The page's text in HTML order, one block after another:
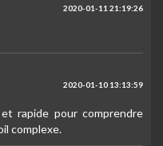
2020-01-11 21:19:26
2020-01-10 13:13:59
rapide pour comprendre
complexe.